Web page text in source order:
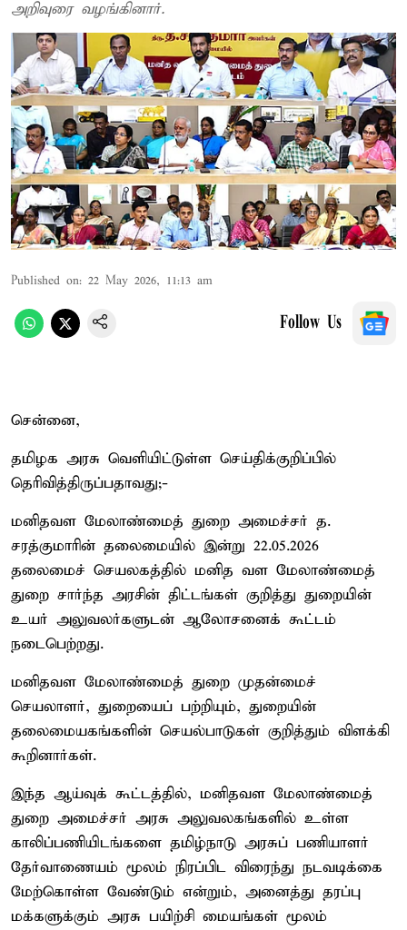
அறிவுரை வழங்கினார்.
Published on: 22 May 2026, 11:13 am
Follow Us
சென்னை,
தமிழக அரசு வெளியிட்டுள்ள செய்திக்குறிப்பில்
தெரிவித்திருப்பதாவது;-
மனிதவள மேலாண்மைத் துறை அமைச்சர் த.
சரத்குமாரின் தலைமையில் இன்று 22.05.2026
தலைமைச் செயலகத்தில் மனித வள மேலாண்மைத்
துறை சார்ந்த அரசின் திட்டங்கள் குறித்து துறையின்
உயர் அலுவலர்களுடன் ஆலோசனைக் கூட்டம்
நடைபெற்றது.
மனிதவள மேலாண்மைத் துறை முதன்மைச்
செயலாளர், துறையைப் பற்றியும், துறையின்
தலைமையகங்களின் செயல்பாடுகள் குறித்தும் விளக்கி
கூறினார்கள்.
இந்த ஆய்வுக் கூட்டத்தில், மனிதவள மேலாண்மைத்
துறை அமைச்சர் அரசு அலுவலகங்களில் உள்ள
காலிப்பணியிடங்களை தமிழ்நாடு அரசுப் பணியாளர்
தேர்வாணையம் மூலம் நிரப்பிட விரைந்து நடவடிக்கை
மேற்கொள்ள வேண்டும் என்றும், அனைத்து தரப்பு
மக்களுக்கும் அரசு பயிற்சி மையங்கள் மூலம்